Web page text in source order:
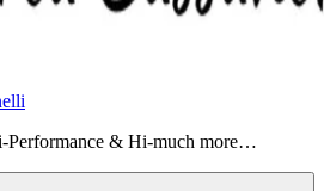
& Hi-much more…